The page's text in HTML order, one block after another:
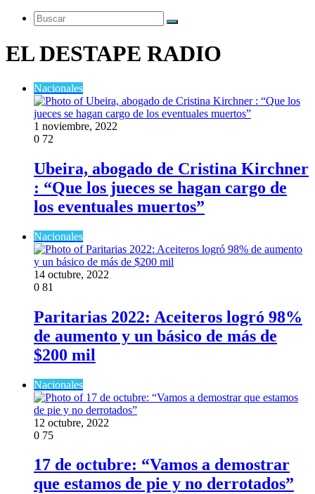
Buscar
EL DESTAPE RADIO
Nacionales
1 noviembre, 2022
0 72
Ubeira, abogado de Cristina Kirchner
: “Que los jueces se hagan cargo de
los eventuales muertos”
Nacionales
14 octubre, 2022
0 81
Paritarias 2022: Aceiteros logró 98%
de aumento y un básico de más de
$200 mil
Nacionales
12 octubre, 2022
0 75
17 de octubre: “Vamos a demostrar
que estamos de pie y no derrotados”